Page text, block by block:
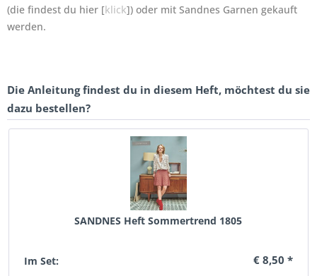
(die findest du hier [klick]) oder mit Sandnes Garnen gekauft
werden.
Die Anleitung findest du in diesem Heft, möchtest du sie
dazu bestellen?
SANDNES Heft Sommertrend 1805
Im Set: € 8,50 *